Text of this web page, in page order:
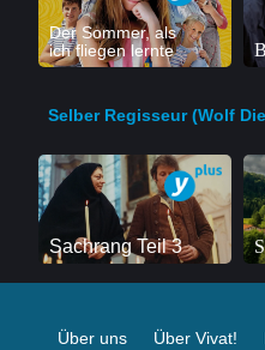
Der Sommer, als
ich fliegen lernte
Selber Regisseur (Wolf
Sachrang Teil 3
Über uns Über Vivat!